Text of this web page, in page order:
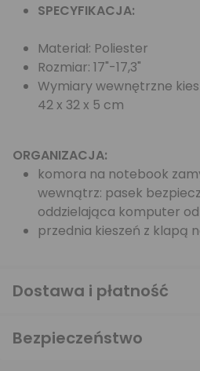
SPECYFIKACJA:
Materiał: Poliester
Rozmiar: 17"-17,3"
Wymiary wewnętrzne
42 x 32 x 5 cm
ORGANIZACJA:
komora na notebook
wewnątrz: pasek
oddzielająca komputer
przednia kieszeń z klapą
Dostawa i płatność
Bezpieczeństwo